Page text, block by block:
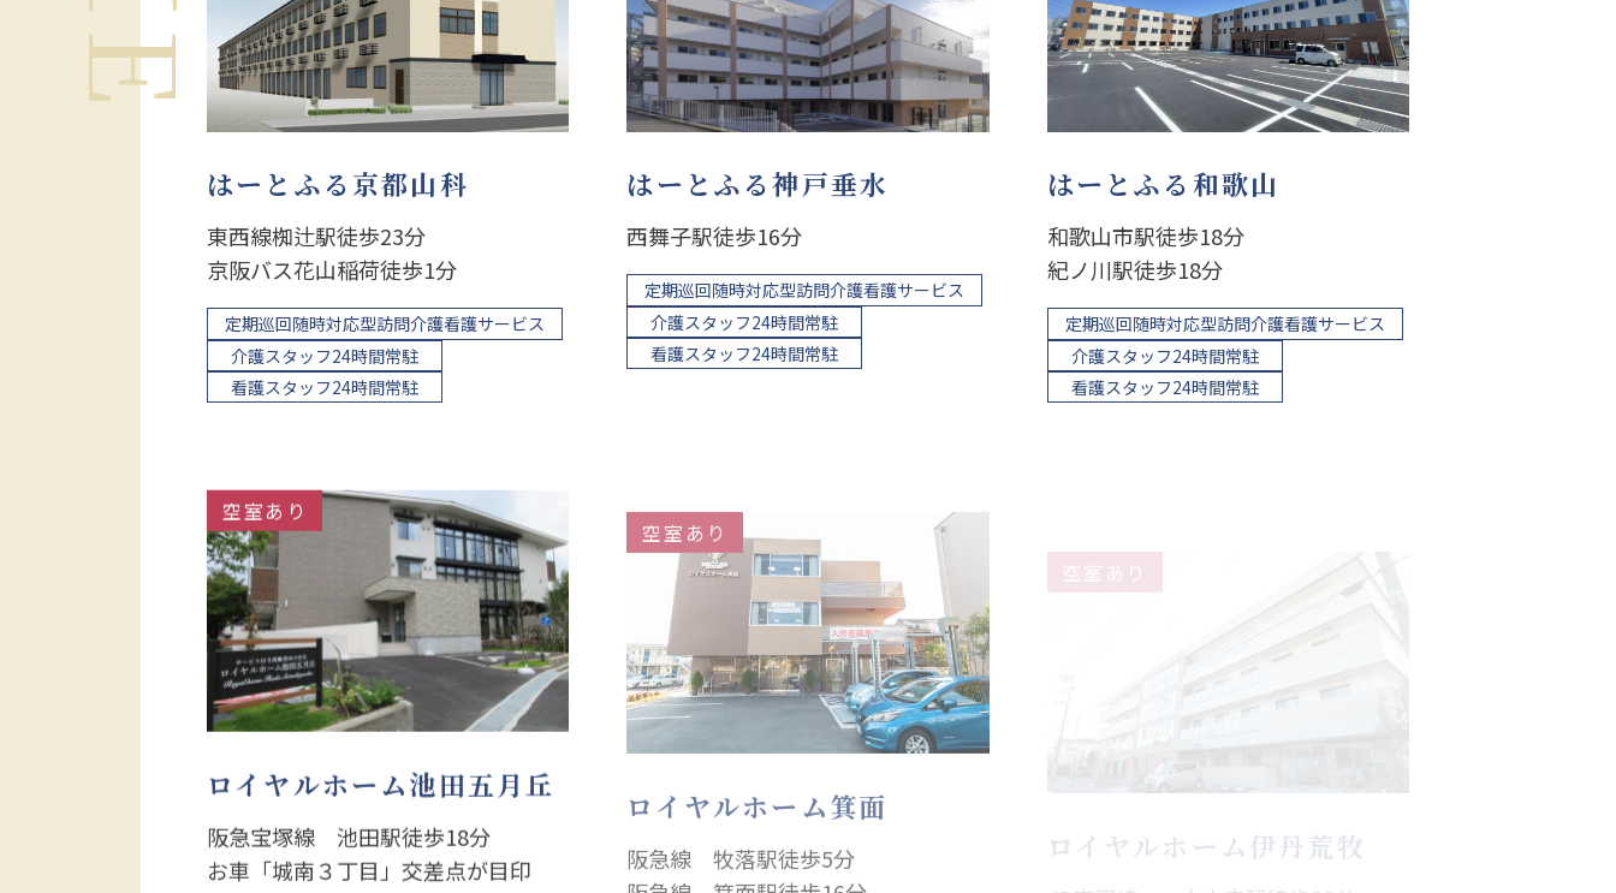
はーとふる京都山科
東西線椥辻駅徒歩23分
京阪バス花山稲荷徒歩1分
定期巡回随時対応型訪問介護看護サービス
介護スタッフ24時間常駐
看護スタッフ24時間常駐
はーとふる神戸垂水
西舞子駅徒歩16分
定期巡回随時対応型訪問介護看護サービス
介護スタッフ24時間常駐
看護スタッフ24時間常駐
はーとふる和歌山
和歌山市駅徒歩18分
紀ノ川駅徒歩18分
定期巡回随時対応型訪問介護看護サービス
介護スタッフ24時間常駐
看護スタッフ24時間常駐
空室あり
ロイヤルホーム池田五月丘
阪急宝塚線 池田駅徒歩18分
お車「城南３丁目」交差点が目印
空室あり
阪急線 箕面駅徒歩16分
ロイヤルホーム伊丹荒牧
JR宝塚線 中山寺駅徒歩19分
阪急宝塚線 山本駅車8分